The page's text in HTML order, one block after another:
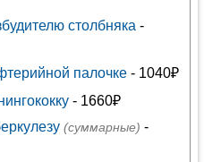
столбняка -
палочке- 1040₽
- 1660₽
(суммарные) -